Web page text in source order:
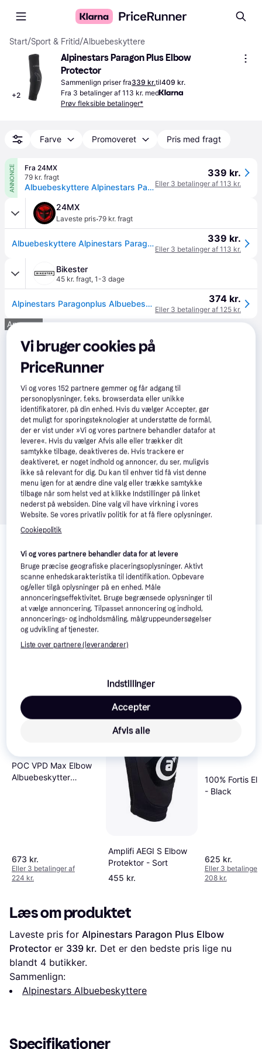
Start/Sport & Fritid/Albuebeskyttere
+2
Alpinestars Paragon Plus Elbow
Protector
Sammenlign priser fra339 kr.til409 kr.
Fra 3 betalinger af 113 kr. med
Prøv fleksible betalinger*
Farve Promoveret Pris med fragt
ANNONCE
Fra 24MX
79 kr. fragt
Albuebeskyttere Alpinestars Paragon Plus Sort/HvidL - Hvid - L
339 kr.
Eller 3 betalinger af 113 kr.
24MX
Laveste pris·79 kr. fragt
Albuebeskyttere Alpinestars Paragon Plus Sort/HvidL - Hvid - L 339 kr.
Eller 3 betalinger af 113 kr.
Bikester
45 kr. fragt, 1-3 dage
Alpinestars Paragonplus Albuebeskytter Sort/Syregul Sort/Syregul. 374 kr.
Eller 3 betalinger af 125 kr.
Annonce
Relaterede produkter
Se vores forslag til andre produkter, der matcher dine
interesser. Vis alle
POC VPD Max Elbow
Albuebeskytter
673 kr.
Eller 3 betalinger af
224 kr.
Amplifi AEGI S Elbow
Protektor - Sort
455 kr.
100% Fortis
- Black
625 kr.
Eller 3 betalinger
208 kr.
Læs om produktet
Laveste pris for Alpinestars Paragon Plus Elbow
Protector er 339 kr. Det er den bedste pris lige nu
blandt 4 butikker.
Sammenlign:
Alpinestars Albuebeskyttere
Specifikationer
Vi bruger cookies på
PriceRunner
Vi og vores152 partnere gemmer og får adgang til
personoplysninger, f.eks. browserdata eller unikke
identifikatorer, på din enhed. Hvis du vælger Accepter, gør
det muligt for sporingsteknologier at understøtte de formål,
der er vist under »Vi og vores partnere behandler datafor at
levere«. Hvis du vælger Afvis alle eller trækker dit
samtykke tilbage, deaktiveres de. Hvis trackere er
deaktiveret, er noget indhold og annoncer, du ser, muligvis
ikke så relevant for dig. Du kan til enhver tid få vist denne
menu igen for at ændre dine valg eller trække samtykke
tilbage når som helst ved at klikke Indstillinger på linket
nederst på websiden. Dine valg vil have virkning i vores
Website. Se vores privatliv politik for at få flere oplysninger.
Cookiepolitik
Vi og vores partnere behandler data for at levere
Bruge præcise geografiske placeringsoplysninger. Aktivt
scanne enhedskarakteristika til identifikation. Opbevare
og/eller tilgå oplysninger på en enhed. Måle
annonceringseffektivitet. Bruge begrænsede oplysninger til
at vælge annoncering. Tilpasset annoncering og indhold,
annoncerings- og indholdsmåling, målgruppeundersøgelser
og udvikling af tjenester.
Liste over partnere (leverandører)
Indstillinger
Afvis alle
Accepter